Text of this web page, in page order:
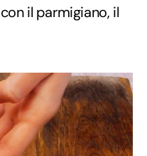
il parmigiano, il